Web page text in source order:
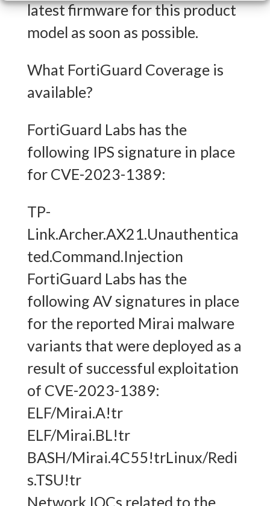
latest firmware for this product
model as soon as possible.
What FortiGuard Coverage is
available?
FortiGuard Labs has the
following IPS signature in place
for CVE-2023-1389:
TP-
Link.Archer.AX21.Unauthentica
ted.Command.Injection
FortiGuard Labs has the
following AV signatures in place
for the reported Mirai malware
variants that were deployed as a
result of successful exploitation
of CVE-2023-1389:
ELF/Mirai.A!tr
ELF/Mirai.BL!tr
BASH/Mirai.4C55!trLinux/Redi
s.TSU!tr
Network IOCs related to the